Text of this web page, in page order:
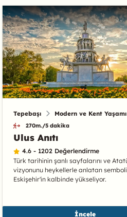
Tepebaşı Modern ve Kent Yaşamı
270m./5 dakika
Ulus Anıtı
4.6 - 1202 Değerlendirme
Türk tarihinin şanlı sayfalarını ve
vizyonunu heykellerle anlatan
Eskişehir'in kalbinde yükseliyor.
İncele